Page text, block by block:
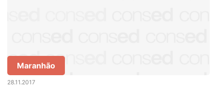
Maranhão
28.11.2017